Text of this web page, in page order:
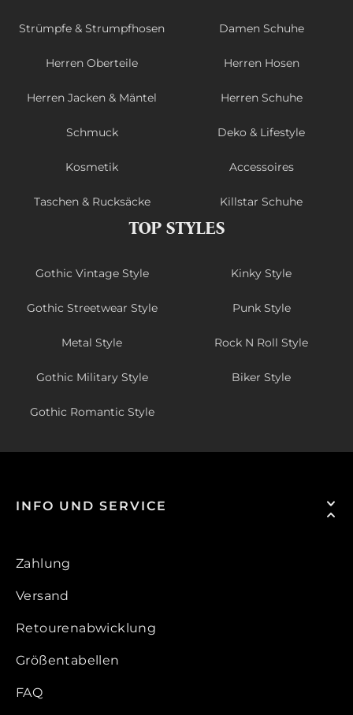
Strümpfe & Strumpfhosen Damen Schuhe
Herren Oberteile Herren Hosen
Herren Jacken & Mäntel Herren Schuhe
Schmuck Deko & Lifestyle
Kosmetik Accessoires
Taschen & Rucksäcke Killstar Schuhe
TOP STYLES
Gothic Vintage Style Kinky Style
Gothic Streetwear Style Punk Style
Metal Style Rock N Roll Style
Gothic Military Style Biker Style
Gothic Romantic Style
INFO UND SERVICE
Zahlung
Versand
Retourenabwicklung
Größentabellen
FAQ